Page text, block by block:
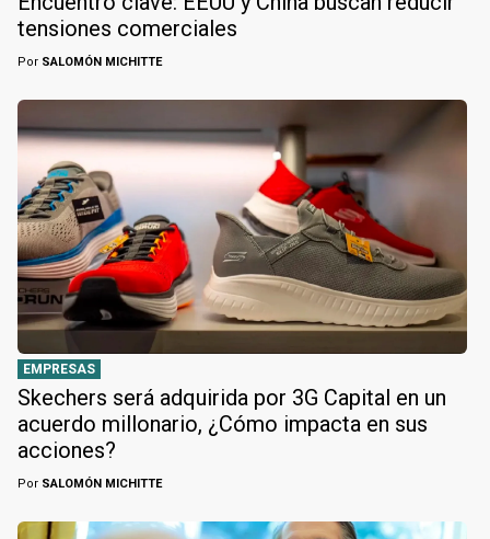
tensiones comerciales
Por SALOMÓN MICHITTE
EMPRESAS
Skechers será adquirida por 3G Capital en un
acuerdo millonario, ¿Cómo impacta en sus
acciones?
Por SALOMÓN MICHITTE